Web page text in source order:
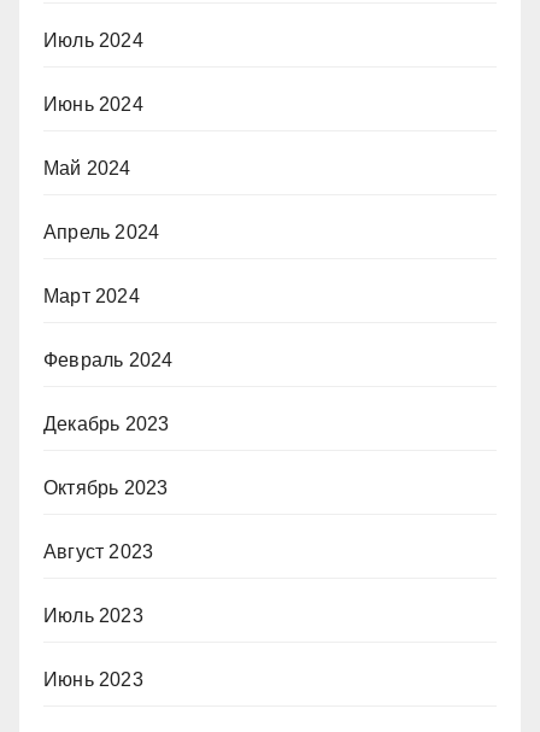
Июль 2024
Июнь 2024
Май 2024
Апрель 2024
Март 2024
Февраль 2024
Декабрь 2023
Октябрь 2023
Август 2023
Июль 2023
Июнь 2023